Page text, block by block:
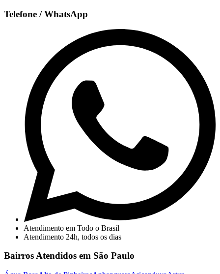
Telefone / WhatsApp
Atendimento em Todo o Brasil
Atendimento 24h, todos os dias
Bairros Atendidos em São Paulo